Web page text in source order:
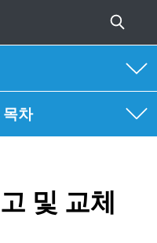
목차
및 교체